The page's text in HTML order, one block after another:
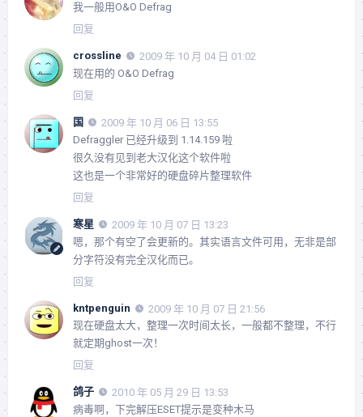
我一般用O&O Defrag
回复
crossline
2009 年 10 月 04 日 01:02
现在用的 O&O Defrag
回复
国
2009 年 10 月 06 日 13:55
Defraggler 已经升级到 1.14.159 啦
很久没有见到老大汉化这个软件啦
这也是一个非常好的硬盘碎片整理软件
回复
寒星
2009 年 10 月 07 日 13:23
嗯，那个有空了会更新的。其实语言文件可用，无非是部
分字符没有完全汉化而已。
回复
kntpenguin
2009 年 10 月 07 日 21:56
现在硬盘太大，整理一次时间太长，一般都不整理，不行
就定期ghost一次！
回复
鸽子
2010 年 05 月 29 日 13:53
病毒啊，下完解压ESET提示是变种木马